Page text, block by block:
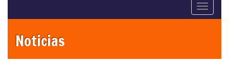
Toggle
Noticias